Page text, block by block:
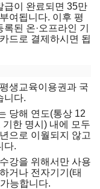
급이 완료되면 35만
여됩니다. 이후 평
된 온·오프라인 기
드로 결제하시면 됩
생교육이용권과 국
니다.
당해 연도(통상 12
한 명시) 내에 모두
으로 이월되지 않고
다.
강을 위해서만 사용
거나 전자기기(태
능합니다.